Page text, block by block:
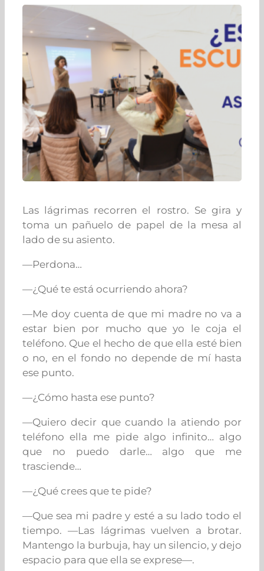
Las lágrimas recorren el rostro. Se gira y
toma un pañuelo de papel de la mesa al
lado de su asiento.
—Perdona…
—¿Qué te está ocurriendo ahora?
—Me doy cuenta de que mi madre no va a
estar bien por mucho que yo le coja el
teléfono. Que el hecho de que ella esté bien
o no, en el fondo no depende de mí hasta
ese punto.
—¿Cómo hasta ese punto?
—Quiero decir que cuando la atiendo por
teléfono ella me pide algo infinito… algo
que no puedo darle… algo que me
trasciende…
—¿Qué crees que te pide?
—Que sea mi padre y esté a su lado todo el
tiempo. —Las lágrimas vuelven a brotar.
Mantengo la burbuja, hay un silencio, y dejo
espacio para que ella se exprese—.